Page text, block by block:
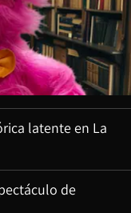
latente en La
de